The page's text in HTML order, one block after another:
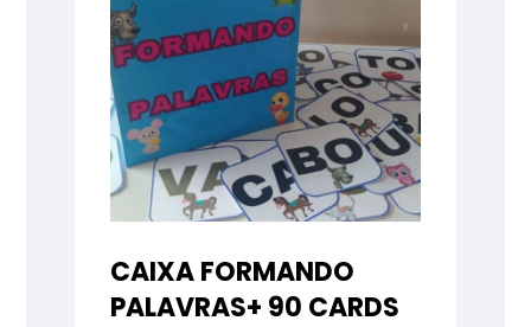
CAIXA FORMANDO
PALAVRAS+ 90 CARDS